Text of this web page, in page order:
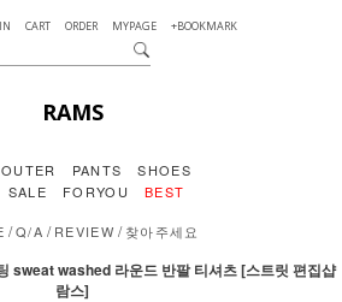
CART ORDER MYPAGE +BOOKMARK
RAMS
OUTER PANTS
SHOES
SALE FORYOU BEST
/Q/A /REVIEW /찾아주세요
sweat washed 라운드 반팔 티셔츠 [스트릿 편집샵
람스]